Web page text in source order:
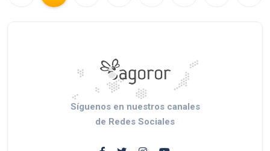
Síguenos en nuestros canales
de Redes Sociales